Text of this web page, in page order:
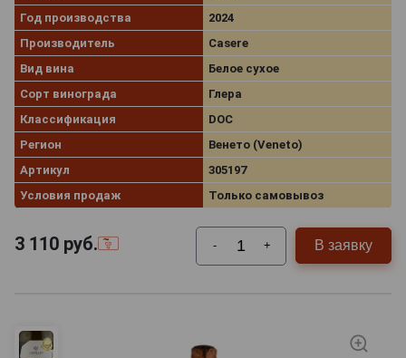
Год производства
2024
Производитель
Casere
Вид вина
Белое сухое
Сорт винограда
Глера
Классификация
DOC
Регион
Венето (Veneto)
Артикул
305197
Условия продаж
Только самовывоз
3 110 руб. - + В заявку